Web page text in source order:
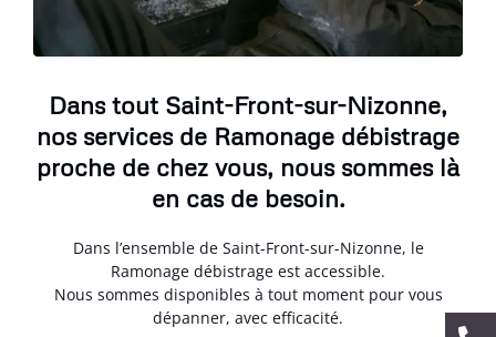
Dans tout Saint-Front-sur-Nizonne,
nos services de Ramonage débistrage
proche de chez vous, nous sommes là
en cas de besoin.
Dans l’ensemble de Saint-Front-sur-Nizonne, le
Ramonage débistrage est accessible.
Nous sommes disponibles à tout moment pour vous
dépanner, avec efficacité.